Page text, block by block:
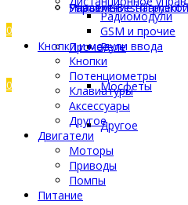
0
0
Управление нагрузкой
Реле
Мосфеты
Другое
Разъемы
Прочее
Пластик Bestfilament
Радиомодули
GSM и прочие
Кнопки и модули ввода
Кнопки
Потенциометры
Клавиатуры
Аксессуары
Другое
Двигатели
Моторы
Приводы
Помпы
Питание